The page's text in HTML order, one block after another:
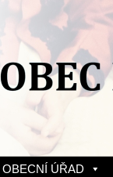
OBECNÍ ÚŘAD